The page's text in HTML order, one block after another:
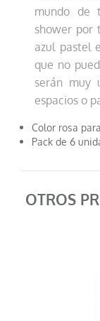
mundo de
shower por
azul pastel
que no
serán muy
espacios o
Color rosa
Pack de 6
OTROS